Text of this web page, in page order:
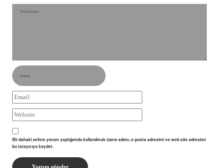
Bir dahaki sefere yorum yaptığımda kullanılmak üzere adımı, e-posta adresimi ve web site adresimi
bu tarayıcıya kaydet.